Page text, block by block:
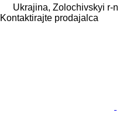
Ukrajina, Zolochivskyi r-n
Kontaktirajte prodajalca